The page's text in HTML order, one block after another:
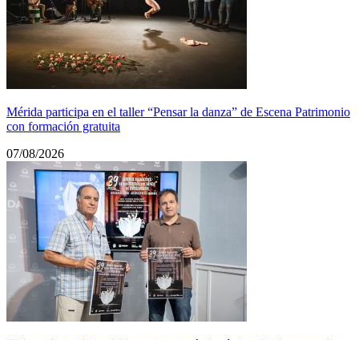
Mérida participa en el taller “Pensar la danza” de Escena Patrimonio
con formación gratuita
07/08/2026